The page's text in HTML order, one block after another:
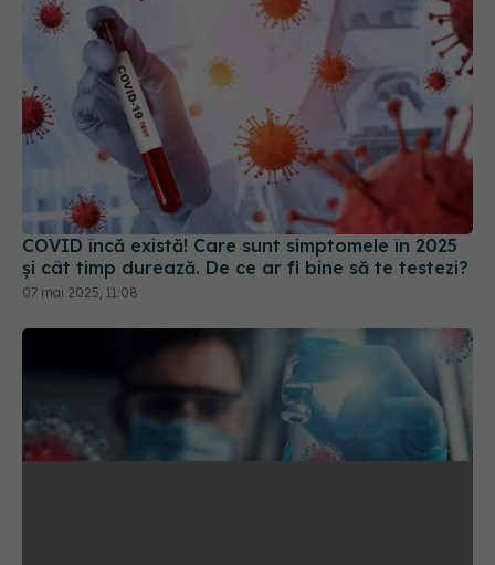
COVID încă există! Care sunt simptomele în 2025
și cât timp durează. De ce ar fi bine să te testezi?
07 mai 2025, 11:08